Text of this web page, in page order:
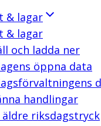
& lagar
& lagar
och ladda ner
öppna data
handlingar
riksdagstryck